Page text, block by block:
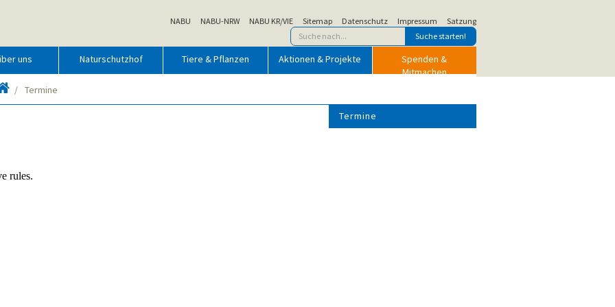
NABU NABU-NRW NABU KR/VIE Sitemap Datenschutz Impressum Satzung
uns Naturschutzhof Tiere & Pflanzen Aktionen & Projekte
Spenden &
Mitmachen
Startseite
Termine
Termine